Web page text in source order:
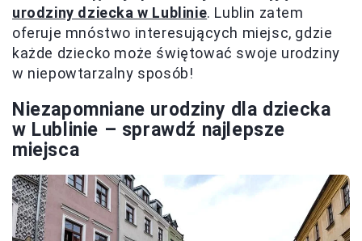
urodziny dziecka w Lublinie. Lublin zatem
oferuje mnóstwo interesujących miejsc, gdzie
każde dziecko może świętować swoje urodziny
w niepowtarzalny sposób!
Niezapomniane urodziny dla dziecka
w Lublinie – sprawdź najlepsze
miejsca